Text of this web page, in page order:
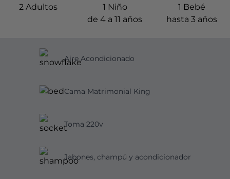
2 Adultos 1 Niño
de 4 a 11 años
1 Bebé
hasta 3 años
Aire Acondicionado
Cama Matrimonial King
Toma 220v
Jabones, champú y acondicionador